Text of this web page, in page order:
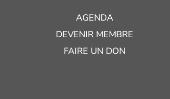
AGENDA
DEVENIR MEMBRE
FAIRE UN DON